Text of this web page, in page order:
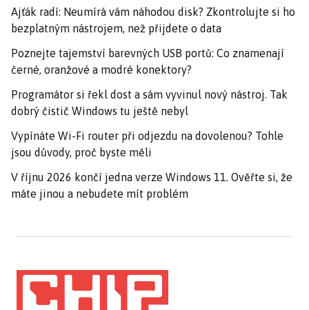
Ajťák radí: Neumírá vám náhodou disk? Zkontrolujte si ho
bezplatným nástrojem, než přijdete o data
Poznejte tajemství barevných USB portů: Co znamenají
černé, oranžové a modré konektory?
Programátor si řekl dost a sám vyvinul nový nástroj. Tak
dobrý čistič Windows tu ještě nebyl
Vypínáte Wi-Fi router při odjezdu na dovolenou? Tohle
jsou důvody, proč byste měli
V říjnu 2026 končí jedna verze Windows 11. Ověřte si, že
máte jinou a nebudete mít problém